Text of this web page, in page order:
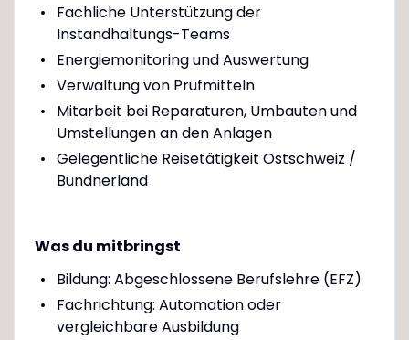
Fachliche Unterstützung der
Instandhaltungs-Teams
Energiemonitoring und Auswertung
Verwaltung von Prüfmitteln
Mitarbeit bei Reparaturen, Umbauten und
Umstellungen an den Anlagen
Gelegentliche Reisetätigkeit Ostschweiz /
Bündnerland
Was du mitbringst
Bildung: Abgeschlossene Berufslehre (EFZ)
Fachrichtung: Automation oder
vergleichbare Ausbildung